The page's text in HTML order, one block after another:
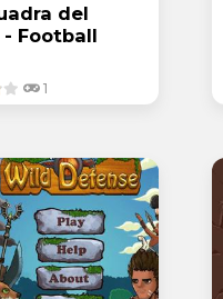
del
- Football
1